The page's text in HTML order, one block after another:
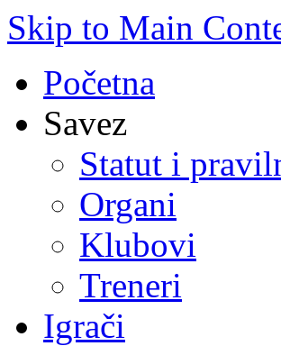
Skip to Main
Početna
Savez
Statut i
Organi
Klubovi
Treneri
Igrači